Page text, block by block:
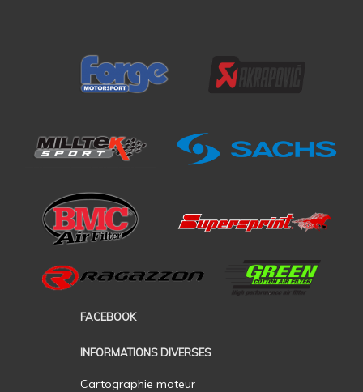
FACEBOOK
INFORMATIONS DIVERSES
Cartographie moteur